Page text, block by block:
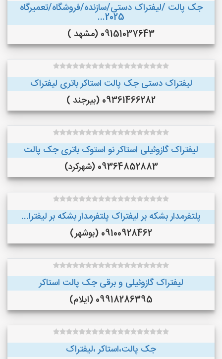
جک پالت /لیفتراک دستی/سازنده/فروشگاه/تعمیرگاه
2025...
09151037643 (مشهد )
لیفتراک دستی جک پالت استاکر باتری لیفتراک
09361466282 (بیرجند )
لیفتراک گازوئیلی استاکر نو استوک باتری جک پالت
09364852883 (شهرکرد)
پلتفرمدار بشکه بر لیفتراک پلتفرمدار بشکه بر لیفترا...
09100928462 (بوشهر)
لیفتراک گازوئیلی و برقی جک پالت استاکر
09918286395 (ایلام)
جک پالت،استاکر ،لیفتراک